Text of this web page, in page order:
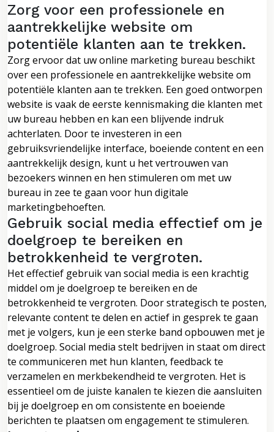
Zorg voor een professionele en
aantrekkelijke website om
potentiële klanten aan te trekken.
Zorg ervoor dat uw online marketing bureau beschikt
over een professionele en aantrekkelijke website om
potentiële klanten aan te trekken. Een goed ontworpen
website is vaak de eerste kennismaking die klanten met
uw bureau hebben en kan een blijvende indruk
achterlaten. Door te investeren in een
gebruiksvriendelijke interface, boeiende content en een
aantrekkelijk design, kunt u het vertrouwen van
bezoekers winnen en hen stimuleren om met uw
bureau in zee te gaan voor hun digitale
marketingbehoeften.
Gebruik social media effectief om je
doelgroep te bereiken en
betrokkenheid te vergroten.
Het effectief gebruik van social media is een krachtig
middel om je doelgroep te bereiken en de
betrokkenheid te vergroten. Door strategisch te posten,
relevante content te delen en actief in gesprek te gaan
met je volgers, kun je een sterke band opbouwen met je
doelgroep. Social media stelt bedrijven in staat om direct
te communiceren met hun klanten, feedback te
verzamelen en merkbekendheid te vergroten. Het is
essentieel om de juiste kanalen te kiezen die aansluiten
bij je doelgroep en om consistente en boeiende
berichten te plaatsen om engagement te stimuleren.